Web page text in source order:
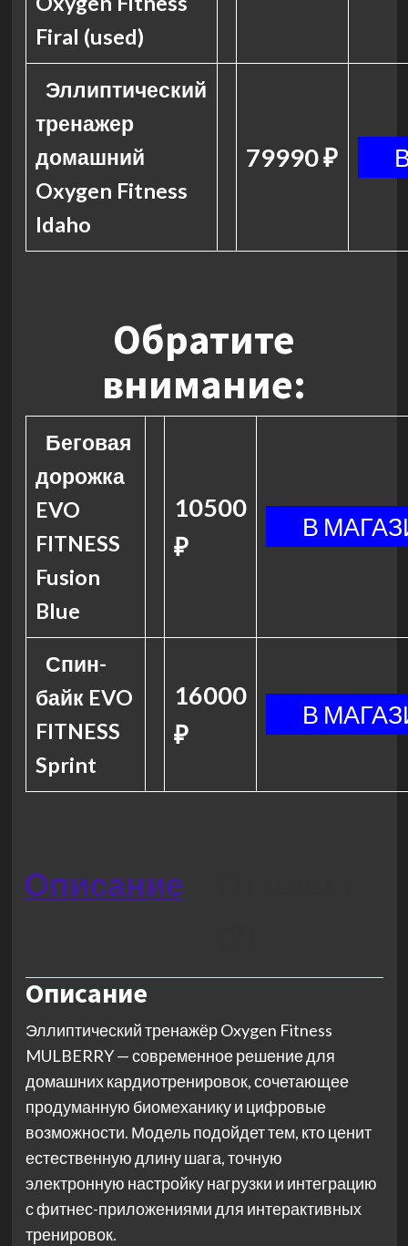
Firal (used)
Эллиптический
тренажер
домашний
Oxygen Fitness
Idaho
79990 ₽
Обратите
внимание:
Беговая
дорожка
EVO
FITNESS
Fusion
Blue
10500
₽
Спин-
байк EVO
FITNESS
Sprint
16000
₽
Описание
Описание
Эллиптический тренажёр Oxygen Fitness
MULBERRY — современное решение для
домашних кардиотренировок, сочетающее
продуманную биомеханику и цифровые
возможности. Модель подойдет тем, кто ценит
естественную длину шага, точную
электронную настройку нагрузки и интеграцию
с фитнес-приложениями для интерактивных
тренировок.